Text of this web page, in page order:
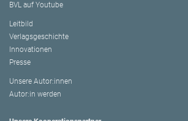
BVL auf Youtube
Leitbild
Verlagsgeschichte
Innovationen
Presse
Unsere Autor:innen
Autor:in werden